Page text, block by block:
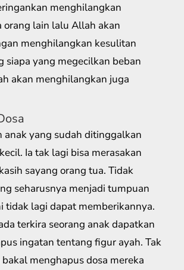
menghilangkan
orang lain lalu Allah akan
menghilangkan kesulitan
siapa yang megecilkan beban
akan menghilangkan juga
anak yang sudah ditinggalkan
Ia tak lagi bisa merasakan
sayang orang tua. Tidak
seharusnya menjadi tumpuan
tidak lagi dapat memberikannya.
terkira seorang anak dapatkan
ingatan tentang figur ayah. Tak
menghapus dosa mereka